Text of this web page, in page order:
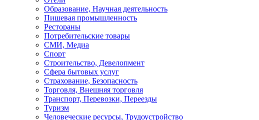
Образование, Научная деятельность
Пишевая промышленность
Рестораны
Потребительские товары
СМИ, Медиа
Спорт
Строительство, Девелопмент
Сфера бытовых услуг
Страхование, Безопасность
Торговля, Внешняя торговля
Транспорт, Перевозки, Переезды
Туризм
Человеческие ресурсы, Трудоустройство